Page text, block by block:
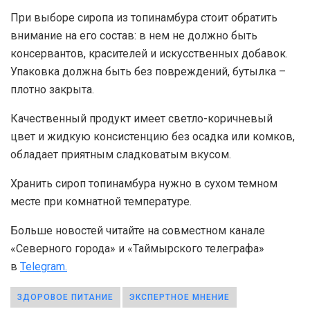
При выборе сиропа из топинамбура стоит обратить
внимание на его состав: в нем не должно быть
консервантов, красителей и искусственных добавок.
Упаковка должна быть без повреждений, бутылка –
плотно закрыта.
Качественный продукт имеет светло-коричневый
цвет и жидкую консистенцию без осадка или комков,
обладает приятным сладковатым вкусом.
Хранить сироп топинамбура нужно в сухом темном
месте при комнатной температуре.
Больше новостей читайте на совместном канале
«Северного города» и «Таймырского телеграфа»
в Telegram.
ЗДОРОВОЕ ПИТАНИЕ ЭКСПЕРТНОЕ МНЕНИЕ